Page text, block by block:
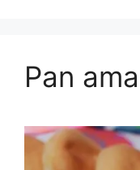
Pan